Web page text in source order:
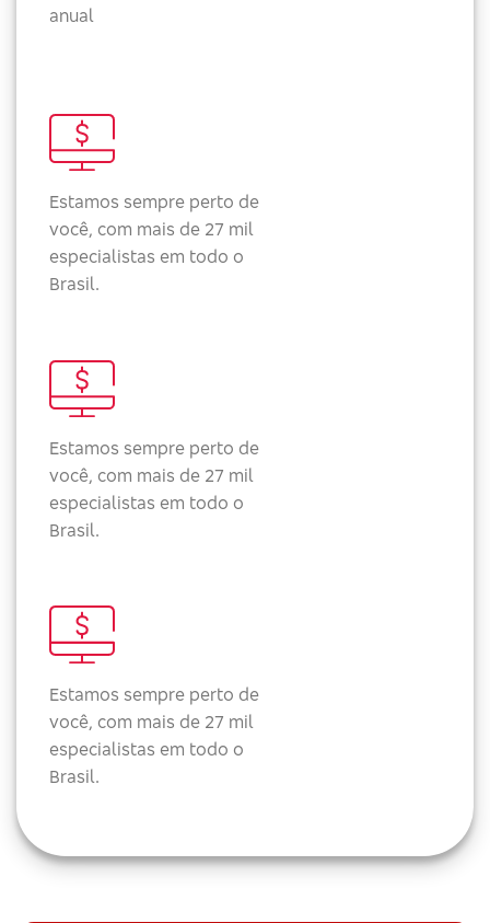
anual
Estamos sempre perto de
você, com mais de 27 mil
especialistas em todo o
Brasil.
Estamos sempre perto de
você, com mais de 27 mil
especialistas em todo o
Brasil.
Estamos sempre perto de
você, com mais de 27 mil
especialistas em todo o
Brasil.